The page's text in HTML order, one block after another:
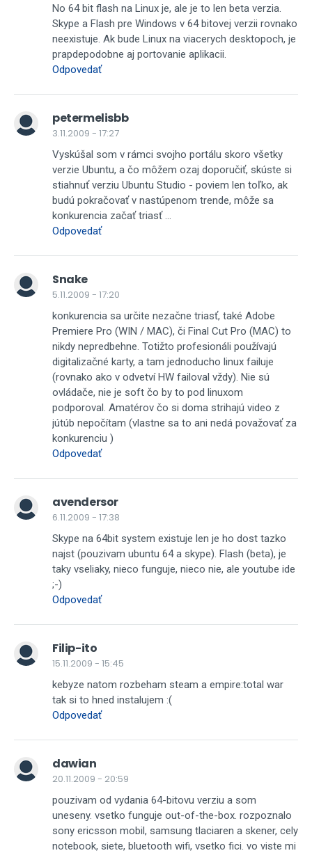
No 64 bit flash na Linux je, ale je to len beta verzia.
Skype a Flash pre Windows v 64 bitovej verzii rovnako
neexistuje. Ak bude Linux na viacerych desktopoch, je
prapdepodobne aj portovanie aplikacii.
Odpovedať
petermelisbb
3.11.2009 - 17:27
Vyskúšal som v rámci svojho portálu skoro všetky
verzie Ubuntu, a čo môžem ozaj doporučiť, skúste si
stiahnuť verziu Ubuntu Studio - poviem len toľko, ak
budú pokračovať v nastúpenom trende, môže sa
konkurencia začať triasť ...
Odpovedať
Snake
5.11.2009 - 17:20
konkurencia sa určite nezačne triasť, také Adobe
Premiere Pro (WIN / MAC), či Final Cut Pro (MAC) to
nikdy nepredbehne. Totižto profesionáli používajú
digitalizačné karty, a tam jednoducho linux failuje
(rovnako ako v odvetví HW failoval vždy). Nie sú
ovládače, nie je soft čo by to pod linuxom
podporoval. Amatérov čo si doma strihajú video z
jútúb nepočítam (vlastne sa to ani nedá považovať za
konkurenciu )
Odpovedať
avendersor
6.11.2009 - 17:38
Skype na 64bit system existuje len je ho dost tazko
najst (pouzivam ubuntu 64 a skype). Flash (beta), je
taky vseliaky, nieco funguje, nieco nie, ale youtube ide
;-)
Odpovedať
Filip-ito
15.11.2009 - 15:45
kebyze natom rozbeham steam a empire:total war
tak si to hned instalujem :(
Odpovedať
dawian
20.11.2009 - 20:59
pouzivam od vydania 64-bitovu verziu a som
uneseny. vsetko funguje out-of-the-box. rozpoznalo
sony ericsson mobil, samsung tlaciaren a skener, cely
notebook, siete, bluetooth wifi, vsetko fici. vo viste mi